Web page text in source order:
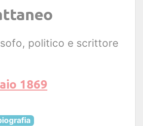
politico e scrittore
1869